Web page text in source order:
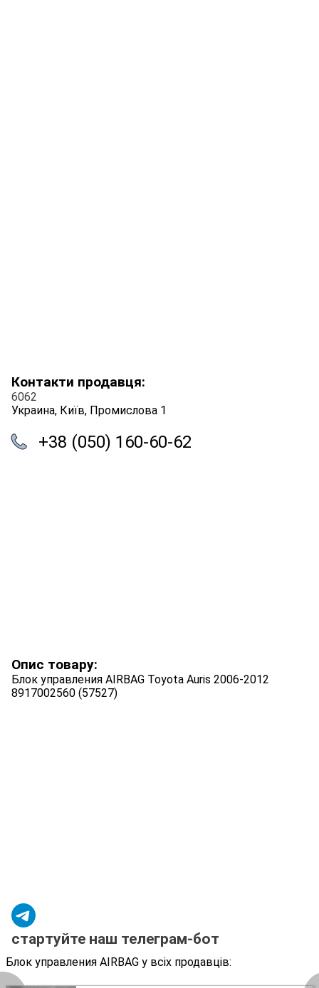
Контакти продавця:
6062
Украина, Київ, Промислова 1
+38 (050) 160-60-62
Опис товару:
Блок управления AIRBAG Toyota Auris 2006-2012
8917002560 (57527)
стартуйте наш телеграм-бот
Блок управления AIRBAG у всіх продавців: